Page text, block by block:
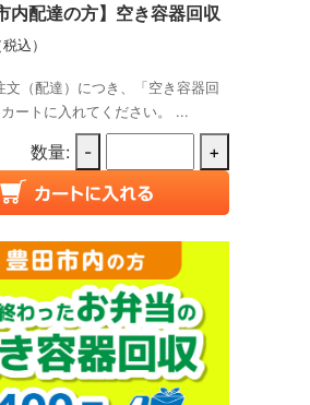
内配達の方】空き容器回収
税込）
（配達）につき、「空き容器回
ートに入れてください。 ...
数量: - +